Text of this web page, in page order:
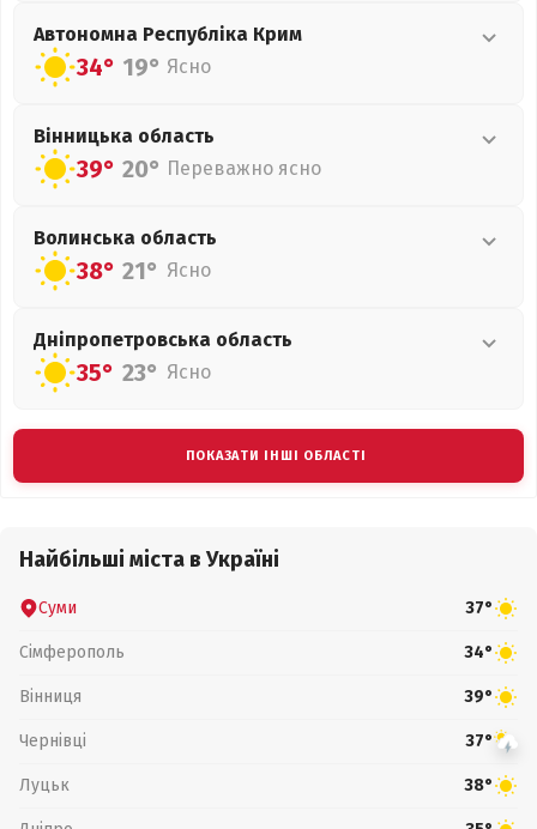
Автономна Республіка Крим
34° 19° Ясно
Вінницька область
39° 20° Переважно ясно
Волинська область
38° 21° Ясно
Дніпропетровська область
35° 23° Ясно
ПОКАЗАТИ ІНШІ ОБЛАСТІ
Найбільші міста в Україні
Суми 37°
Сімферополь 34°
Вінниця 39°
Чернівці 37°
Луцьк 38°